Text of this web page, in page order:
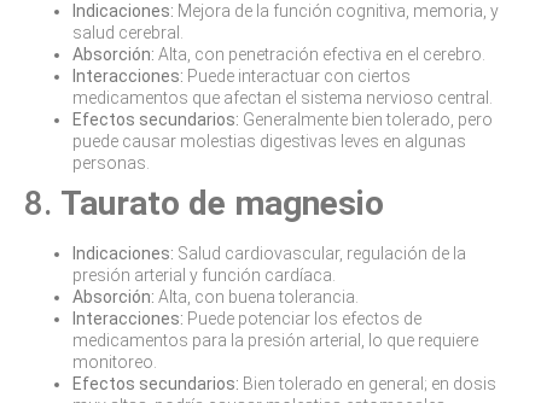
Indicaciones: Mejora de la función cognitiva, memoria, y
salud cerebral.
Absorción: Alta, con penetración efectiva en el cerebro.
Interacciones: Puede interactuar con ciertos
medicamentos que afectan el sistema nervioso central.
Efectos secundarios: Generalmente bien tolerado, pero
puede causar molestias digestivas leves en algunas
personas.
8. Taurato de magnesio
Indicaciones: Salud cardiovascular, regulación de la
presión arterial y función cardíaca.
Absorción: Alta, con buena tolerancia.
Interacciones: Puede potenciar los efectos de
medicamentos para la presión arterial, lo que requiere
monitoreo.
Efectos secundarios: Bien tolerado en general; en dosis